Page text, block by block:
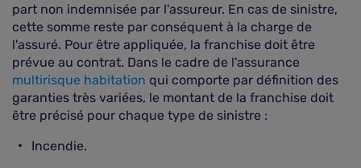
part non indemnisée par l'assureur. En cas de sinistre,
cette somme reste par conséquent à la charge de
l'assuré. Pour être appliquée, la franchise doit être
prévue au contrat. Dans le cadre de l'assurance
multirisque habitation qui comporte par définition des
garanties très variées, le montant de la franchise doit
être précisé pour chaque type de sinistre :
Incendie.